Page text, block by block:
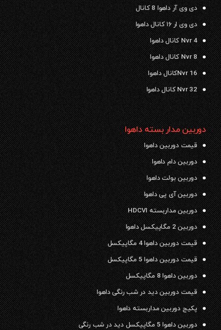
دی وی آر داهوا 8 کانال
دی وی ار ۱۶ کانال داهوا
Nvr 4 کانال داهوا
Nvr 8 کانال داهوا
Nvr 16کانال داهوا
Nvr 32 کانال داهوا
دوربین مدار بسته داهوا
قیمت دوربین داهوا
دوربین دام داهوا
دوربین بولت داهوا
دوربین آی پی داهوا
دوربین مداربسته HDCVI
دوربین 2 مگاپیکسل داهوا
قیمت دوربین داهوا 4 مگاپیکسل
قیمت دوربین داهوا 5 مگاپیکسل
دوربین داهوا 8 مگاپیکسل
قیمت دوربین دید در شب رنگی داهوا
پکیج دوربین مداربسته داهوا
دوربین داهوا 5 مگاپیکسل دید در شب رنگی